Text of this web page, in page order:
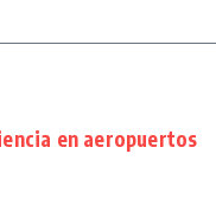
en aeropuertos